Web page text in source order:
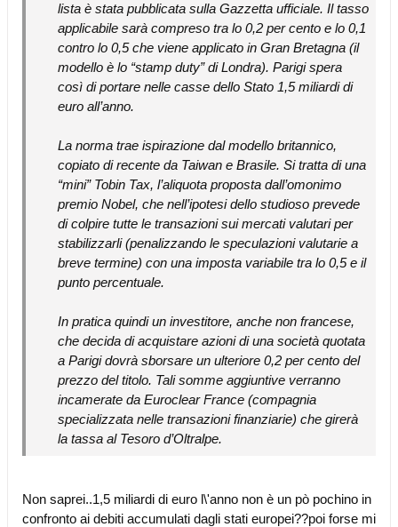
lista è stata pubblicata sulla Gazzetta ufficiale. Il tasso
applicabile sarà compreso tra lo 0,2 per cento e lo 0,1
contro lo 0,5 che viene applicato in Gran Bretagna (il
modello è lo “stamp duty” di Londra). Parigi spera
così di portare nelle casse dello Stato 1,5 miliardi di
euro all’anno.
La norma trae ispirazione dal modello britannico,
copiato di recente da Taiwan e Brasile. Si tratta di una
“mini” Tobin Tax, l’aliquota proposta dall’omonimo
premio Nobel, che nell’ipotesi dello studioso prevede
di colpire tutte le transazioni sui mercati valutari per
stabilizzarli (penalizzando le speculazioni valutarie a
breve termine) con una imposta variabile tra lo 0,5 e il
punto percentuale.
In pratica quindi un investitore, anche non francese,
che decida di acquistare azioni di una società quotata
a Parigi dovrà sborsare un ulteriore 0,2 per cento del
prezzo del titolo. Tali somme aggiuntive verranno
incamerate da Euroclear France (compagnia
specializzata nelle transazioni finanziarie) che girerà
la tassa al Tesoro d’Oltralpe.
Non saprei..1,5 miliardi di euro l\'anno non è un pò pochino in
confronto ai debiti accumulati dagli stati europei??poi forse mi